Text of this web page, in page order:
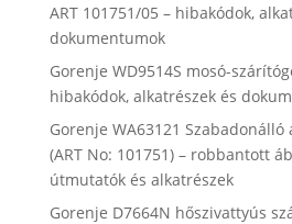
ART 101751/05 – hibakódok,
dokumentumok
Gorenje WD9514S mosó-
hibakódok, alkatrészek és
Gorenje WA63121
(ART No: 101751) – robbantott
útmutatók és alkatrészek
Gorenje D7664N hőszivattyús